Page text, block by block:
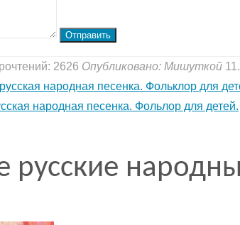
Отправить
2626 Опубликовано: Мишуткой
народная песенка. Фольклор для
народная песенка. Фольлор для детей.
русские